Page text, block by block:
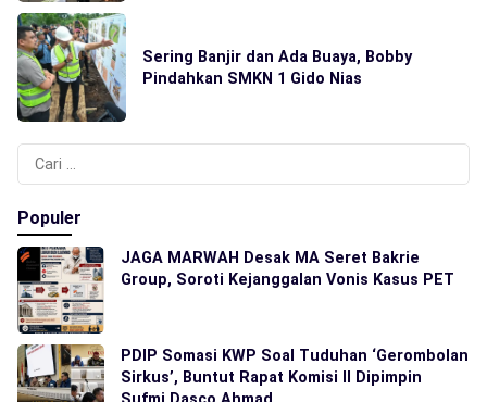
Sering Banjir dan Ada Buaya, Bobby
Pindahkan SMKN 1 Gido Nias
Cari
untuk:
Populer
JAGA MARWAH Desak MA Seret Bakrie
Group, Soroti Kejanggalan Vonis Kasus PET
PDIP Somasi KWP Soal Tuduhan ‘Gerombolan
Sirkus’, Buntut Rapat Komisi II Dipimpin
Sufmi Dasco Ahmad